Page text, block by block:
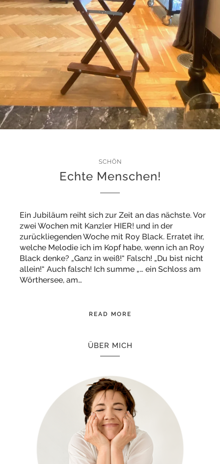
SCHÖN
Echte Menschen!
Ein Jubiläum reiht sich zur Zeit an das nächste. Vor
zwei Wochen mit Kanzler HIER! und in der
zurückliegenden Woche mit Roy Black. Erratet ihr,
welche Melodie ich im Kopf habe, wenn ich an Roy
Black denke? „Ganz in weiß!“ Falsch! „Du bist nicht
allein!“ Auch falsch! Ich summe „… ein Schloss am
Wörthersee, am…
READ MORE
ÜBER MICH